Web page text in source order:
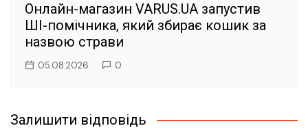
Онлайн-магазин VARUS.UA запустив
ШІ-помічника, який збирає кошик за
назвою страви
05.08.2026 0
Залишити відповідь